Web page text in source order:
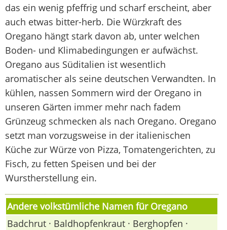
das ein wenig pfeffrig und scharf erscheint, aber
auch etwas bitter-herb. Die Würzkraft des
Oregano hängt stark davon ab, unter welchen
Boden- und Klimabedingungen er aufwächst.
Oregano aus Süditalien ist wesentlich
aromatischer als seine deutschen Verwandten. In
kühlen, nassen Sommern wird der Oregano in
unseren Gärten immer mehr nach fadem
Grünzeug schmecken als nach Oregano. Oregano
setzt man vorzugsweise in der italienischen
Küche zur Würze von Pizza, Tomatengerichten, zu
Fisch, zu fetten Speisen und bei der
Wurstherstellung ein.
Andere volkstümliche Namen für Oregano
Badchrut · Baldhopfenkraut · Berghopfen ·